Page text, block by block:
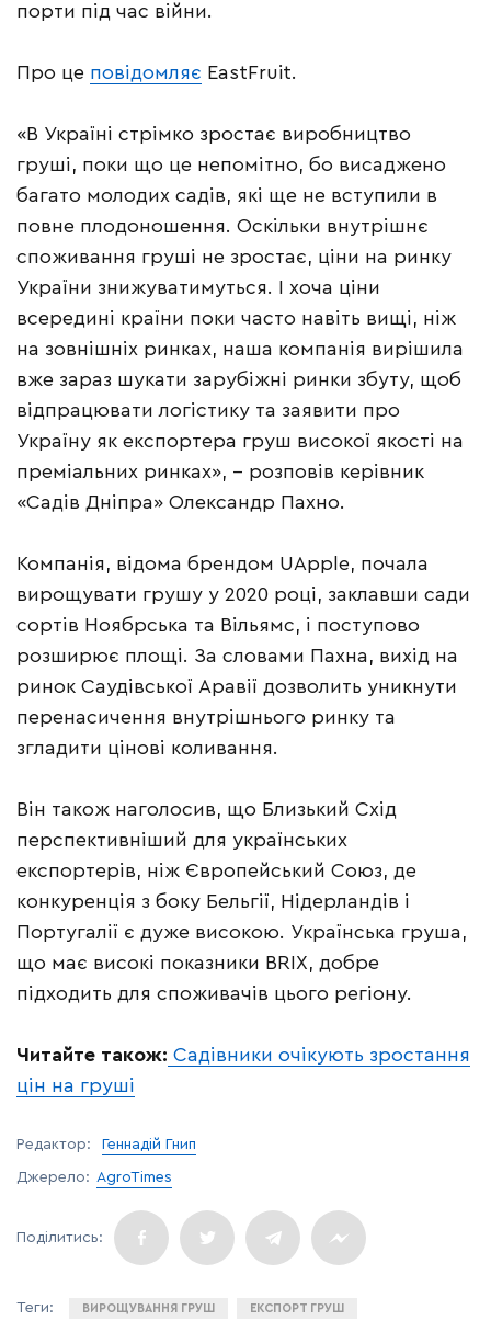
порти під час війни.
Про це повідомляє EastFruit.
«В Україні стрімко зростає виробництво
груші, поки що це непомітно, бо висаджено
багато молодих садів, які ще не вступили в
повне плодоношення. Оскільки внутрішнє
споживання груші не зростає, ціни на ринку
України знижуватимуться. І хоча ціни
всередині країни поки часто навіть вищі, ніж
на зовнішніх ринках, наша компанія вирішила
вже зараз шукати зарубіжні ринки збуту, щоб
відпрацювати логістику та заявити про
Україну як експортера груш високої якості на
преміальних ринках», – розповів керівник
«Садів Дніпра» Олександр Пахно.
Компанія, відома брендом UApple, почала
вирощувати грушу у 2020 році, заклавши сади
сортів Ноябрська та Вільямс, і поступово
розширює площі. За словами Пахна, вихід на
ринок Саудівської Аравії дозволить уникнути
перенасичення внутрішнього ринку та
згладити цінові коливання.
Він також наголосив, що Близький Схід
перспективніший для українських
експортерів, ніж Європейський Союз, де
конкуренція з боку Бельгії, Нідерландів і
Португалії є дуже високою. Українська груша,
що має високі показники BRIX, добре
підходить для споживачів цього регіону.
Читайте також: Садівники очікують зростання
цін на груші
Редактор: Геннадій Гнип
Джерело: AgroTimes
ВИРОЩУВАННЯ ГРУШ ЕКСПОРТ ГРУШ